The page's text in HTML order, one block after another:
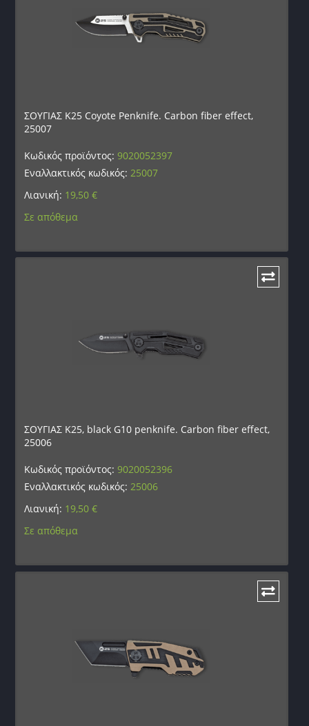
ΣΟΥΓΙΑΣ K25 Coyote Penknife. Carbon fiber effect,
25007
Κωδικός προϊόντος:9020052397
Εναλλακτικός κωδικός:25007
Λιανική: 19,50€
Σε απόθεμα
ΣΟΥΓΙΑΣ K25, black G10 penknife. Carbon fiber effect,
25006
Κωδικός προϊόντος:9020052396
Εναλλακτικός κωδικός:25006
Λιανική: 19,50€
Σε απόθεμα